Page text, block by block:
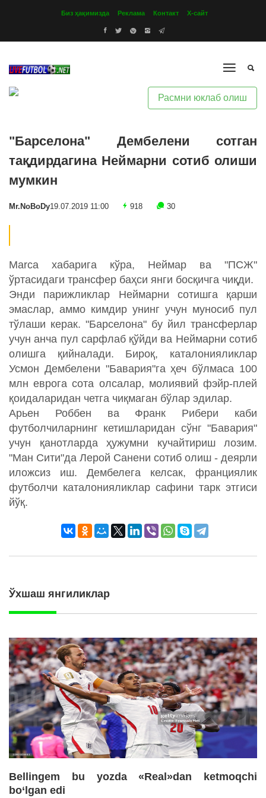
Биз ҳақимизда Реклама Контакт Х-сайт
Расмни юклаб олиш
"Барселона" Дембелени сотган
тақдирдагина Неймарни сотиб олиши
мумкин
Mr.NoBoDy19.07.2019 11:00 918 30
Marca хабарига кўра, Неймар ва "ПСЖ"
ўртасидаги трансфер баҳси янги босқичга чиқди.
Энди парижликлар Неймарни сотишга қарши
эмаслар, аммо кимдир унинг учун муносиб пул
тўлаши керак. "Барселона" бу йил трансферлар
учун анча пул сарфлаб қўйди ва Неймарни сотиб
олишга қийналади. Бироқ, каталонияликлар
Усмон Дембелени "Бавария"га ҳеч бўлмаса 100
млн еврога сота олсалар, молиявий фэйр-плей
қоидаларидан четга чиқмаган бўлар эдилар.
Арьен Роббен ва Франк Рибери каби
футболчиларнинг кетишларидан сўнг "Бавария"
учун қанотларда ҳужумни кучайтириш лозим.
"Ман Сити"да Лерой Санени сотиб олиш - деярли
иложсиз иш. Дембелега келсак, франциялик
футболчи каталонияликлар сафини тарк этгиси
йўқ.
Ўхшаш янгиликлар
Bellingem bu yozda «Real»dan ketmoqchi
bo‘lgan edi